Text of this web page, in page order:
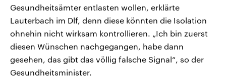
Gesundheitsämter entlasten wollen, erklärte
Lauterbach im Dlf, denn diese könnten die Isolation
ohnehin nicht wirksam kontrollieren. „Ich bin zuerst
diesen Wünschen nachgegangen, habe dann
gesehen, das gibt das völlig falsche Signal“, so der
Gesundheitsminister.